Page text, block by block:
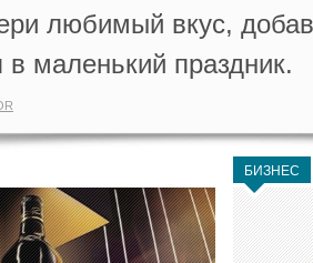
любимый вкус,
в маленький праздник.
БИЗНЕС